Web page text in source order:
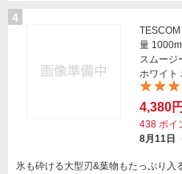
4
量
スムージ
ホワイト
4,380円
438 ポイ
8月11日
氷も砕ける大型刃&葉物もたっぷり